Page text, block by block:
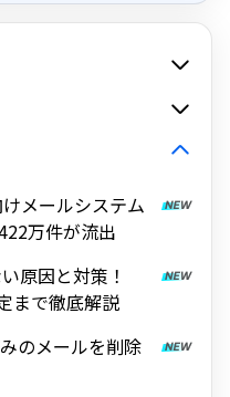
メールシステム
万件が流出
原因と対策！
まで徹底解説
のメールを削除